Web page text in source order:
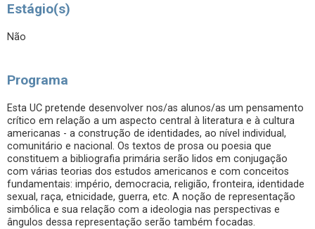
Estágio(s)
Não
Programa
Esta UC pretende desenvolver nos/as alunos/as um pensamento
crítico em relação a um aspecto central à literatura e à cultura
americanas - a construção de identidades, ao nível individual,
comunitário e nacional. Os textos de prosa ou poesia que
constituem a bibliografia primária serão lidos em conjugação
com várias teorias dos estudos americanos e com conceitos
fundamentais: império, democracia, religião, fronteira, identidade
sexual, raça, etnicidade, guerra, etc. A noção de representação
simbólica e sua relação com a ideologia nas perspectivas e
ângulos dessa representação serão também focadas.